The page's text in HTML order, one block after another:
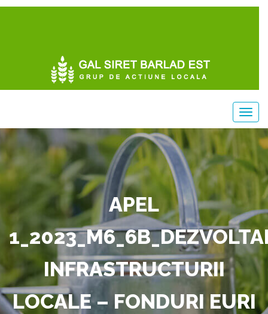
APEL
INFRASTRUCTURII
LOCALE – FONDURI EURI